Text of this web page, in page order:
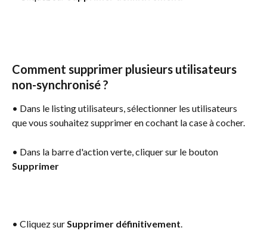
Comment supprimer plusieurs utilisateurs
non-synchronisé ?
• Dans le listing utilisateurs, sélectionner les utilisateurs
que vous souhaitez supprimer en cochant la case à cocher.
• Dans la barre d'action verte, cliquer sur le bouton
Supprimer
• Cliquez sur Supprimer définitivement.